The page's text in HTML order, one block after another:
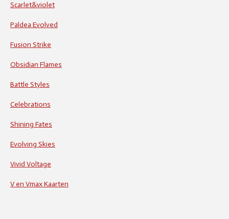
Scarlet&violet
Paldea Evolved
Fusion Strike
Obsidian Flames
Battle Styles
Celebrations
Shining Fates
Evolving Skies
Vivid Voltage
V en Vmax Kaarten